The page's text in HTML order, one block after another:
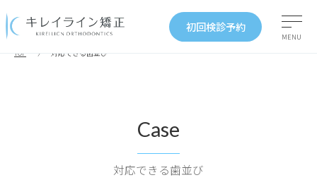
初回検診予約
MENU
TOP 対応できる歯並び
Case
対応できる歯並び